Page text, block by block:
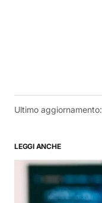
Ultimo aggiornamento:
LEGGI ANCHE